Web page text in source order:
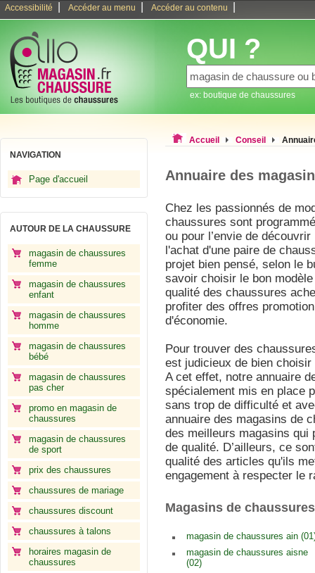
Accessibilité Accéder au menu Accéder au contenu
QUI ?
ex: boutique de chaussures
NAVIGATION
Page d'accueil
AUTOUR DE LA CHAUSSURE
magasin de chaussures
femme
magasin de chaussures
enfant
magasin de chaussures
homme
magasin de chaussures
bébé
magasin de chaussures
pas cher
promo en magasin de
chaussures
magasin de chaussures
de sport
prix des chaussures
chaussures de mariage
chaussures discount
chaussures à talons
horaires magasin de
chaussures
Accueil Conseil
Annuaire des
Chez les passionnés de
chaussures sont
ou pour l’envie de
l'achat d'une paire de
projet bien pensé, selon le
savoir choisir le bon
qualité des chaussures
profiter des offres
d'économie.
Pour trouver des
est judicieux de bien
A cet effet, notre annuaire
spécialement mis en place
sans trop de difficulté et
annuaire des magasins de
des meilleurs magasins qui
de qualité. D’ailleurs, ce
qualité des articles qu'ils
engagement à respecter le
Magasins de
magasin de chaussures ain
magasin de chaussures aisne
(02)